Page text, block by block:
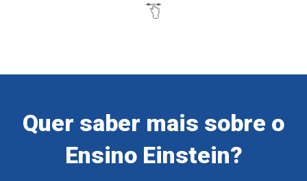
Quer saber mais sobre o
Ensino Einstein?